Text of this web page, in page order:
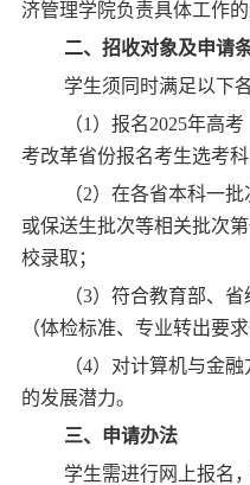
济管理学院负责具体工作的
二、招收对象及申请
学生须同时满足以下
（1）报名2025年高
考改革省份报名考生选考
（2）在各省本科一
或保送生批次等相关批次
校录取；
（3）符合教育部、
（体检标准、专业转出要求
（4）对计算机与金
的发展潜力。
三、申请办法
学生需进行网上报名